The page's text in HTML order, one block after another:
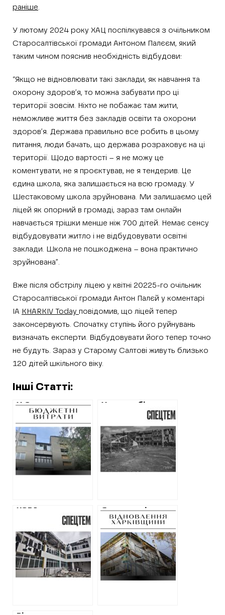
раніше.
У лютому 2024 року ХАЦ поспілкувався з очільником
Старосалтівської громади Антоном Палєєм, який
таким чином пояснив необхідність відбудови:
“Якщо не відновлювати такі заклади, як навчання та
охорону здоров’я, то можна забувати про ці
території зовсім. Ніхто не побажає там жити,
неможливе життя без закладів освіти та охорони
здоров’я. Держава правильно все робить в цьому
питання, люди бачать, що держава розраховує на ці
території. Щодо вартості – я не можу це
коментувати, не я проєктував, не я тендерив. Це
єдина школа, яка залишається на всю громаду. У
Шестаковому школа зруйнована. Ми залишаємо цей
ліцей як опорний в громаді, зараз там онлайн
навчається трішки менше ніж 700 дітей. Немає сенсу
відбудовувати житло і не відбудовувати освітні
заклади. Школа не пошкоджена – вона практично
зруйнована”.
Вже після обстрілу ліцею у квітні 20225-го очільник
Старосалтівської громади Антон Палєй у коментарі
ІА KHARKIV Today повідомив, що ліцей тепер
законсервують. Спочатку ступінь його руйнувань
визначать експерти. Відбудовувати його тепер точно
не будуть. Зараз у Старому Салтові живуть близько
120 дітей шкільного віку.
Інші Статті:
У Старому
Салтові на
ремонт підвалу
будинку
додатково
витратять 5 млн
грн
Укриття біля
зруйнованого
двічі ліцею на
Харківщині таки
хочуть будувати.
1,3 млн грн за
консультації
ХОВА промовчала
безпілотників по
ліцею на
Харківщині. На
його відбудову
витратили понад
Як розподілили
90 мільйонів
гривень на
відновлення
об’єктів на
Харківщині у
жовтні